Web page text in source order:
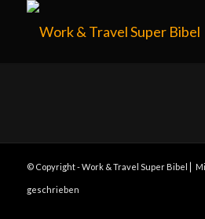
© Copyright - Work & Travel Super Bibel ⎢
geschrieben